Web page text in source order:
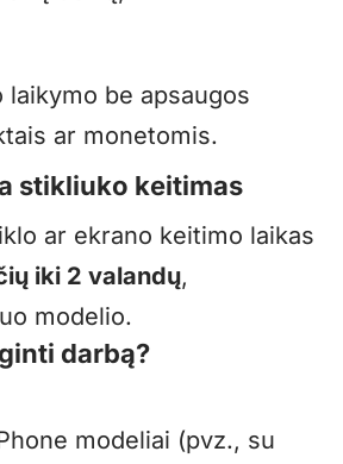
be apsaugos
ar monetomis.
stikliuko keitimas
ar ekrano keitimo laikas
iki 2 valandų,
modelio.
darbą?
modeliai (pvz., su